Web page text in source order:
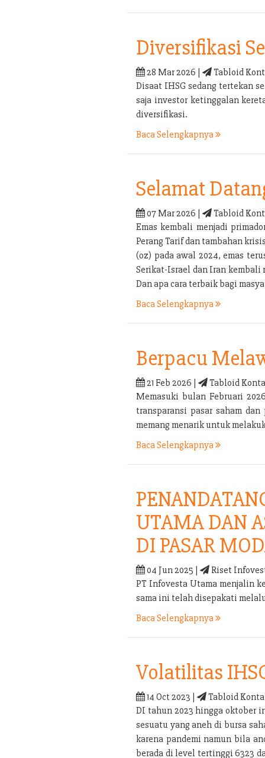
Diversifikasi
28 Mar 2026 |
Tabloid
Disaat IHSG sedang tertekan
saja investor ketinggalan
diversifikasi.
Baca Selengkapnya
Selamat
07 Mar 2026 |
Tabloid
Emas kembali menjadi
Perang Tarif dan tambahan
(oz) pada awal 2024, emas
Serikat-Israel dan Iran kembali
Dan apa cara terbaik bagi
Baca Selengkapnya
Berpacu
21 Feb 2026 |
Tabloid
Memasuki bulan Februari
transparansi pasar saham
memang menarik untuk
Baca Selengkapnya
UTAMA DAN
DI PASAR
04 Jun 2025 |
Riset
PT Infovesta Utama menjalin
sama ini telah disepakati
Baca Selengkapnya
Volatilitas
14 Oct 2023 |
Tabloid
DI tahun 2023 hingga oktober
sesuatu yang aneh di bursa
karena pandemi namun bila
berada di level tertinggi 6323